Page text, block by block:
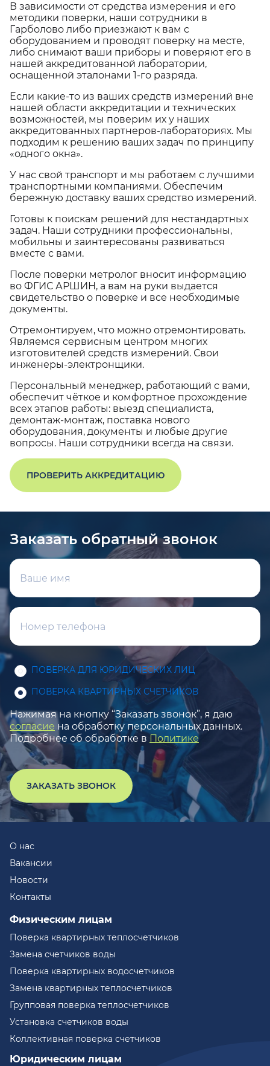
В зависимости от средства измерения и его
методики поверки, наши сотрудники в
Гарболово либо приезжают к вам с
оборудованием и проводят поверку на месте,
либо снимают ваши приборы и поверяют его в
нашей аккредитованной лаборатории,
оснащенной эталонами 1-го разряда.
Если какие-то из ваших средств измерений вне
нашей области аккредитации и технических
возможностей, мы поверим их у наших
аккредитованных партнеров-лабораториях. Мы
подходим к решению ваших задач по принципу
«одного окна».
У нас свой транспорт и мы работаем с лучшими
транспортными компаниями. Обеспечим
бережную доставку ваших средство измерений.
Готовы к поискам решений для нестандартных
задач. Наши сотрудники профессиональны,
мобильны и заинтересованы развиваться
вместе с вами.
После поверки метролог вносит информацию
во ФГИС АРШИН, а вам на руки выдается
свидетельство о поверке и все необходимые
документы.
Отремонтируем, что можно отремонтировать.
Являемся сервисным центром многих
изготовителей средств измерений. Свои
инженеры-электронщики.
Персональный менеджер, работающий с вами,
обеспечит чёткое и комфортное прохождение
всех этапов работы: выезд специалиста,
демонтаж-монтаж, поставка нового
оборудования, документы и любые другие
вопросы. Наши сотрудники всегда на связи.
ПРОВЕРИТЬ АККРЕДИТАЦИЮ
Заказать обратный звонок
ПОВЕРКА ДЛЯ ЮРИДИЧЕСКИХ ЛИЦ
ПОВЕРКА КВАРТИРНЫХ СЧЕТЧИКОВ
Нажимая на кнопку “Заказать звонок”, я даю
согласие на обработку персональных данных.
Подробнее об обработке в Политике
ЗАКАЗАТЬ ЗВОНОК
О нас
Вакансии
Новости
Контакты
Физическим лицам
Поверка квартирных теплосчетчиков
Замена счетчиков воды
Поверка квартирных водосчетчиков
Замена квартирных теплосчетчиков
Групповая поверка теплосчетчиков
Установка счетчиков воды
Коллективная поверка счетчиков
Юридическим лицам